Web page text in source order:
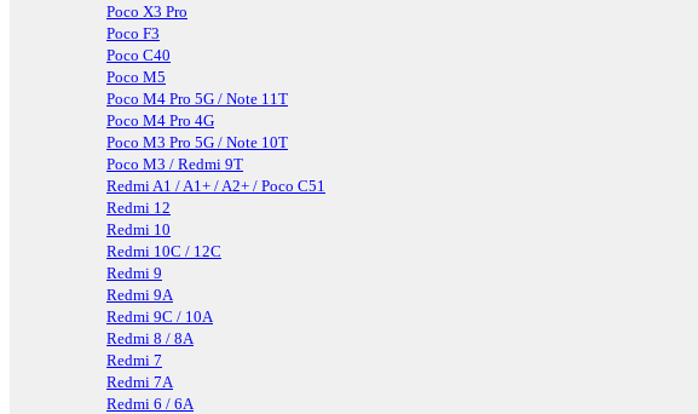
Poco X3 Pro
Poco F3
Poco C40
Poco M5
Poco M4 Pro 5G / Note 11T
Poco M4 Pro 4G
Poco M3 Pro 5G / Note 10T
Poco M3 / Redmi 9T
Redmi A1 / A1+ / A2+ / Poco C51
Redmi 12
Redmi 10
Redmi 10C / 12C
Redmi 9
Redmi 9A
Redmi 9C / 10A
Redmi 8 / 8A
Redmi 7
Redmi 7A
Redmi 6 / 6A